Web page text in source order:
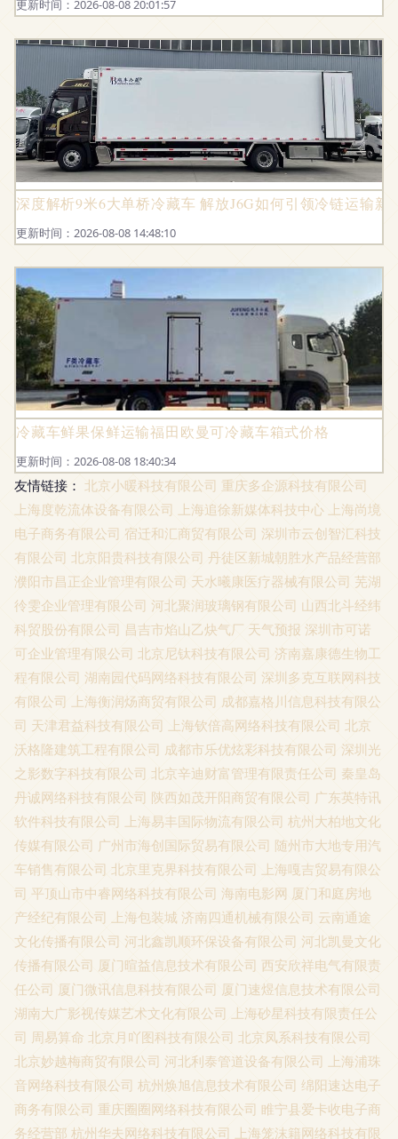
更新时间：2026-08-08 20:01:57
深度解析9米6大单桥冷藏车 解放J6G如何引领冷链运输新
更新时间：2026-08-08 14:48:10
冷藏车鲜果保鲜运输福田欧曼可冷藏车箱式价格
更新时间：2026-08-08 18:40:34
友情链接： 北京小暖科技有限公司 重庆多企源科技有限公司
上海度乾流体设备有限公司
上海追徐新媒体科技中心 上海尚境
电子商务有限公司 宿迁和汇商贸有限公司 深圳市云创智汇科技
有限公司 北京阳贵科技有限公司 丹徒区新城朝胜水产品经营部
濮阳市昌正企业管理有限公司 天水曦康医疗器械有限公司 芜湖
彾雯企业管理有限公司 河北聚润玻璃钢有限公司 山西北斗经纬
科贸股份有限公司 昌吉市焰山乙炔气厂 天气预报 深圳市可诺
可企业管理有限公司 北京尼钛科技有限公司 济南嘉康德生物工
程有限公司 湖南园代码网络科技有限公司 深圳多克互联网科技
有限公司
上海衡润炀商贸有限公司 成都嘉格川信息科技有限公
司 天津君益科技有限公司 上海钦倍高网络科技有限公司 北京
沃格隆建筑工程有限公司 成都市乐优炫彩科技有限公司 深圳光
之影数字科技有限公司 北京辛迪财富管理有限责任公司 秦皇岛
丹诚网络科技有限公司 陕西如茂开阳商贸有限公司 广东英特讯
软件科技有限公司
上海易丰国际物流有限公司 杭州大柏地文化
传媒有限公司 广州市海创国际贸易有限公司 随州市大地专用汽
车销售有限公司 北京里克界科技有限公司
上海嘎吉贸易有限公
司 平顶山市中睿网络科技有限公司 海南电影网 厦门和庭房地
产经纪有限公司
上海包装城 济南四通机械有限公司 云南通途
文化传播有限公司 河北鑫凯顺环保设备有限公司 河北凯曼文化
传播有限公司 厦门暄益信息技术有限公司 西安欣祥电气有限责
任公司 厦门微讯信息科技有限公司 厦门速煜信息技术有限公司
湖南大广影视传媒艺术文化有限公司
上海砂星科技有限责任公
司 周易算命 北京月吖图科技有限公司 北京凤系科技有限公司
北京妙越梅商贸有限公司 河北利泰管道设备有限公司
上海浦珠
音网络科技有限公司 杭州焕旭信息技术有限公司 绵阳速达电子
商务有限公司 重庆圈圈网络科技有限公司 睢宁县爱卡收电子商
务经营部 杭州华夫网络科技有限公司 上海笼沫籍网络科技有限